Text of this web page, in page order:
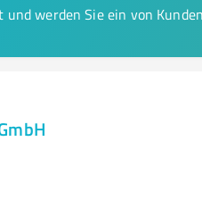
werden Sie ein von